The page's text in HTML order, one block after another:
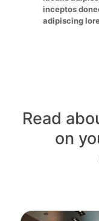
inceptos
adipiscing
Read
on